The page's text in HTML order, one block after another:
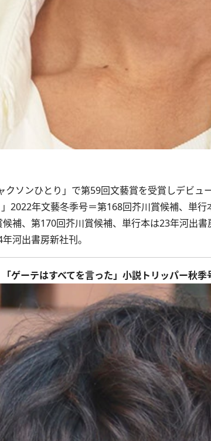
ソンひとり」で第59回文藝賞を受賞しデビュー
」2022年文藝冬季号＝第168回芥川賞候補、単
補、第170回芥川賞候補、単行本は23年河出
河出書房新社刊。
ゲーテはすべてを言った」小説トリッパー秋季